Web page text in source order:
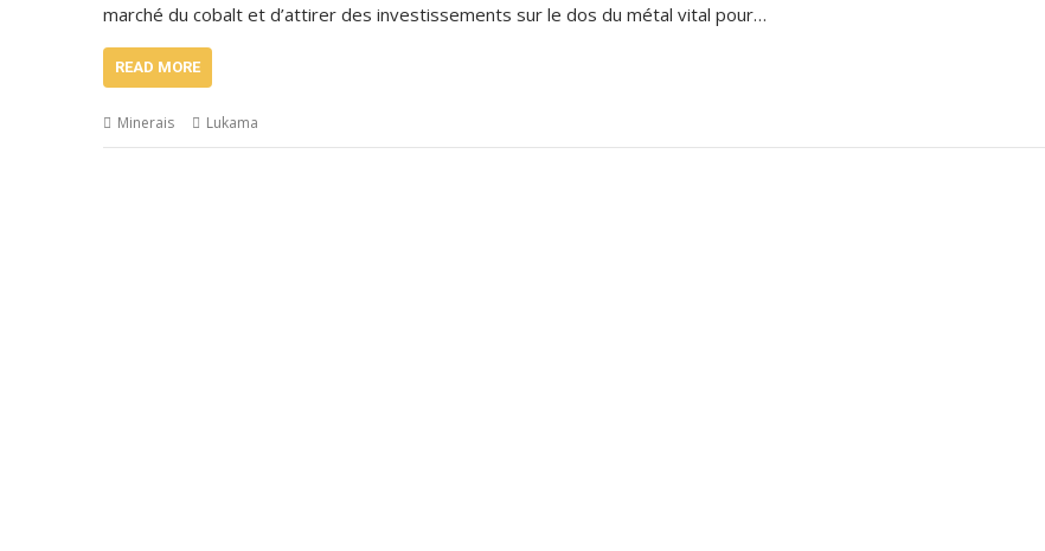
marché du cobalt et d’attirer des investissements sur le dos du métal vital pour…
READ MORE
Minerais Lukama